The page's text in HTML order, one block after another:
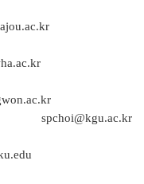
spchoi@kgu.ac.kr